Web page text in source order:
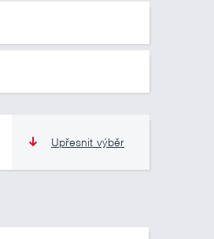
Upřesnit výběr